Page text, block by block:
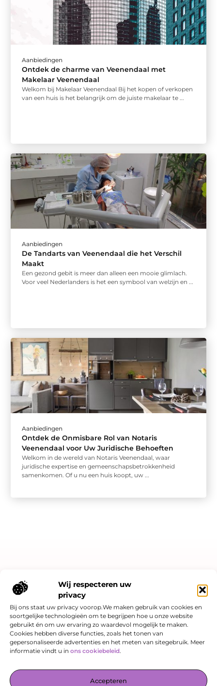
Wij respecteren uw
privacy
Bij ons staat uw privacy voorop.We maken gebruik van cookies en
soortgelijke technologieën om te begrijpen hoe u onze website
gebruikt én om uw ervaring zo waardevol mogelijk te maken.
Cookies hebben diverse functies, zoals het tonen van
gepersonaliseerde advertenties en het meten van sitegebruik. Meer
informatie vindt u in ons cookiebeleid.
Accepteren
Aanbiedingen
Ontdek de charme van Veenendaal met
Makelaar Veenendaal
Welkom bij Makelaar Veenendaal Bij het kopen of verkopen
van een huis is het belangrijk om de juiste makelaar te ...
Aanbiedingen
De Tandarts van Veenendaal die het Verschil
Maakt
Een gezond gebit is meer dan alleen een mooie glimlach.
Voor veel Nederlanders is het een symbool van welzijn en ...
Aanbiedingen
Ontdek de Onmisbare Rol van Notaris
Veenendaal voor Uw Juridische Behoeften
Welkom in de wereld van Notaris Veenendaal, waar
juridische expertise en gemeenschapsbetrokkenheid
samenkomen. Of u nu een huis koopt, uw ...
Onze informatie